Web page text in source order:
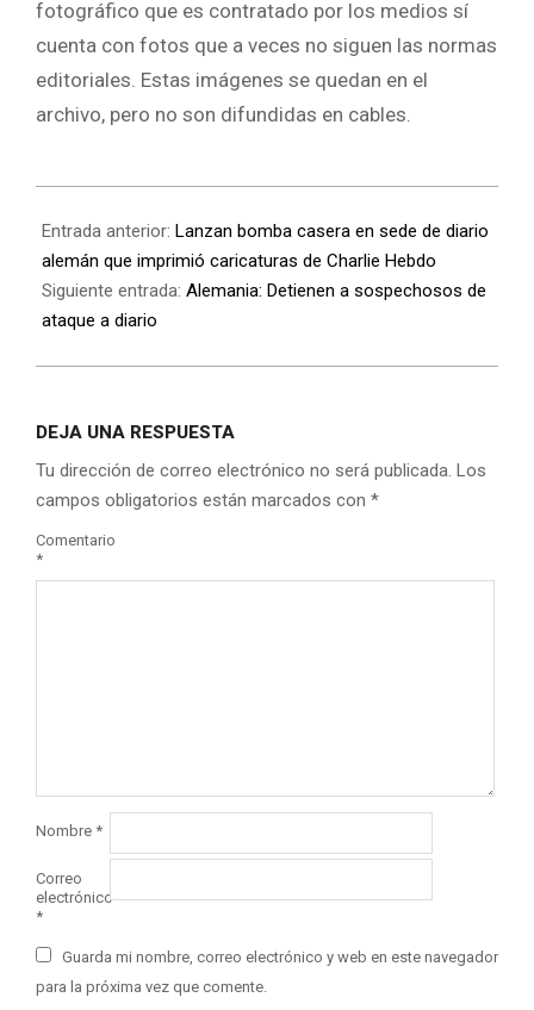
fotográfico que es contratado por los medios sí
cuenta con fotos que a veces no siguen las normas
editoriales. Estas imágenes se quedan en el
archivo, pero no son difundidas en cables.
Entrada anterior: Lanzan bomba casera en sede de diario
alemán que imprimió caricaturas de Charlie Hebdo
Siguiente entrada: Alemania: Detienen a sospechosos de
ataque a diario
DEJA UNA RESPUESTA
Tu dirección de correo electrónico no será publicada. Los
campos obligatorios están marcados con *
Comentario
*
Nombre *
Correo
electrónico
*
Guarda mi nombre, correo electrónico y web en este navegador
para la próxima vez que comente.